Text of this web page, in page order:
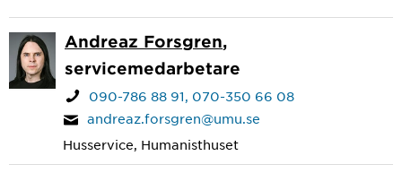
Andreaz Forsgren,
servicemedarbetare
090-786 88 91
070-350 66 08
andreaz.forsgren@umu.se
Husservice, Humanisthuset